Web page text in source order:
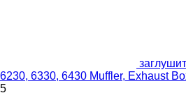
6230, 6330, 6430 Muffler, Exhaust
5